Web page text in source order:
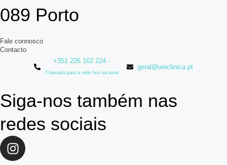
089 Porto
Fale connosco
Contacto
+351 226 162 224 -
Chamada para a rede fixa nacional
geral@uniclinica.pt
Siga-nos também nas
redes sociais